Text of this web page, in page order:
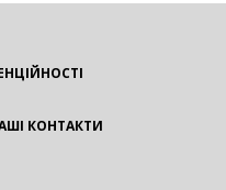
КОНТАКТИ